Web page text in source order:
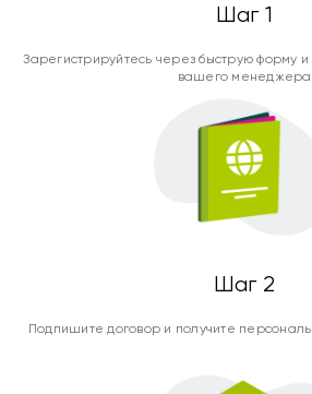
Шаг 1
Зарегистрируйтесь через быструю форму и
вашего менеджера
Шаг 2
Подпишите договор и получите